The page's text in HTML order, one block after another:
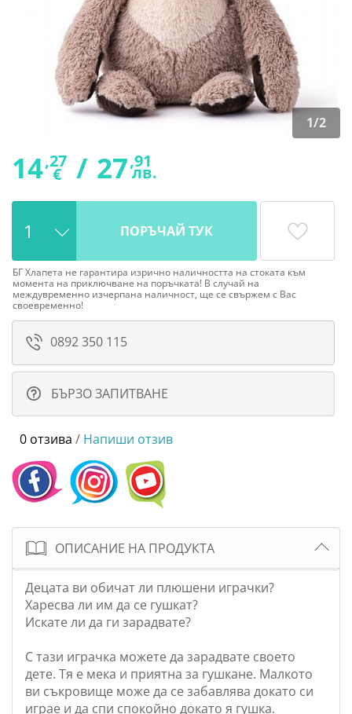
1/2
14,27
€ / 27,91
лв.
ПОРЪЧАЙ ТУК
БГ Хлапета не гарантира изрично наличността на стоката към
момента на приключване на поръчката! В случай на
междувременно изчерпана наличност, ще се свържем с Вас
своевременно!
0892 350 115
БЪРЗО ЗАПИТВАНЕ
0 отзива / Напиши отзив
ОПИСАНИЕ НА ПРОДУКТА
Децата ви обичат ли плюшени играчки?
Харесва ли им да се гушкат?
Искате ли да ги зарадвате?
С тази играчка можете да зарадвате своето
дете. Тя е мека и приятна за гушкане. Малкото
ви съкровище може да се забавлява докато си
играе и да спи спокойно докато я гушка.